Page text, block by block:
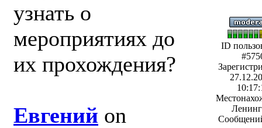
узнать о
мероприятиях до
их прохождения?
Евгений on
ID